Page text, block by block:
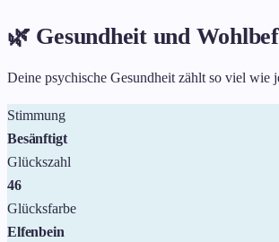
🌿 Gesundheit und
Deine psychische Gesundheit zählt so viel wie
Stimmung
Besänftigt
Glückszahl
46
Glücksfarbe
Elfenbein